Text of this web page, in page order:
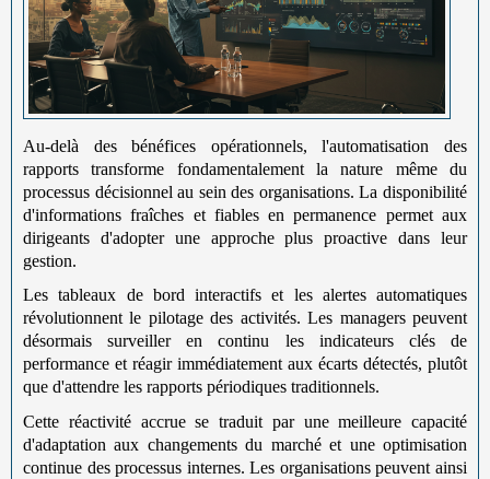
Au-delà des bénéfices opérationnels, l'automatisation des
rapports transforme fondamentalement la nature même du
processus décisionnel au sein des organisations. La disponibilité
d'informations fraîches et fiables en permanence permet aux
dirigeants d'adopter une approche plus proactive dans leur
gestion.
Les tableaux de bord interactifs et les alertes automatiques
révolutionnent le pilotage des activités. Les managers peuvent
désormais surveiller en continu les indicateurs clés de
performance et réagir immédiatement aux écarts détectés, plutôt
que d'attendre les rapports périodiques traditionnels.
Cette réactivité accrue se traduit par une meilleure capacité
d'adaptation aux changements du marché et une optimisation
continue des processus internes. Les organisations peuvent ainsi